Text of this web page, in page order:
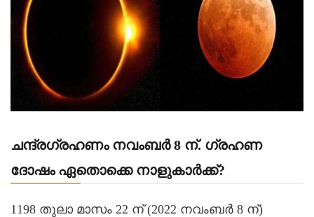
ചന്ദ്രഗ്രഹണം നവംബർ 8 ന്. ഗ്രഹണ
ദോഷം ഏതൊക്കെ നാളുകാർക്ക്?
1198 തുലാ മാസം 22 ന് (2022 നവംബർ 8 ന്)